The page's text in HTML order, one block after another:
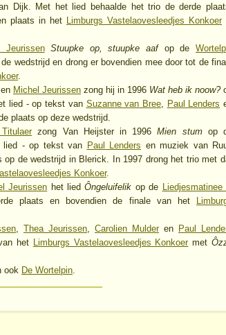
Dijk. Met het lied behaalde het trio de derde
plaats in het Limburgs Vastelaovesleedjes Konkoer
Jeurissen Stuupke op, stuupke aafop de
wedstrijd en drong er bovendien mee door tot de
.
en Michel Jeurissen zong hij in 1996 Wat heb ik noow?
lied - op tekst van Suzanne van Bree, Paul Lenders
plaats op deze wedstrijd.
zong Van Heijster in 1996Mien stumop
- op tekst van Paul Lenders en muziek van
op de wedstrijd in Blerick. In 1997 drong het trio met
Konkoer.
Jeurissen het liedÔngeluifelik op de Liedjesmatinee
plaats en bovendien de finale van het
Thea Jeurissen Carolien Mulderen Paul
het Limburgs Vastelaovesleedjes Konkoermet
ook De Wortelpin